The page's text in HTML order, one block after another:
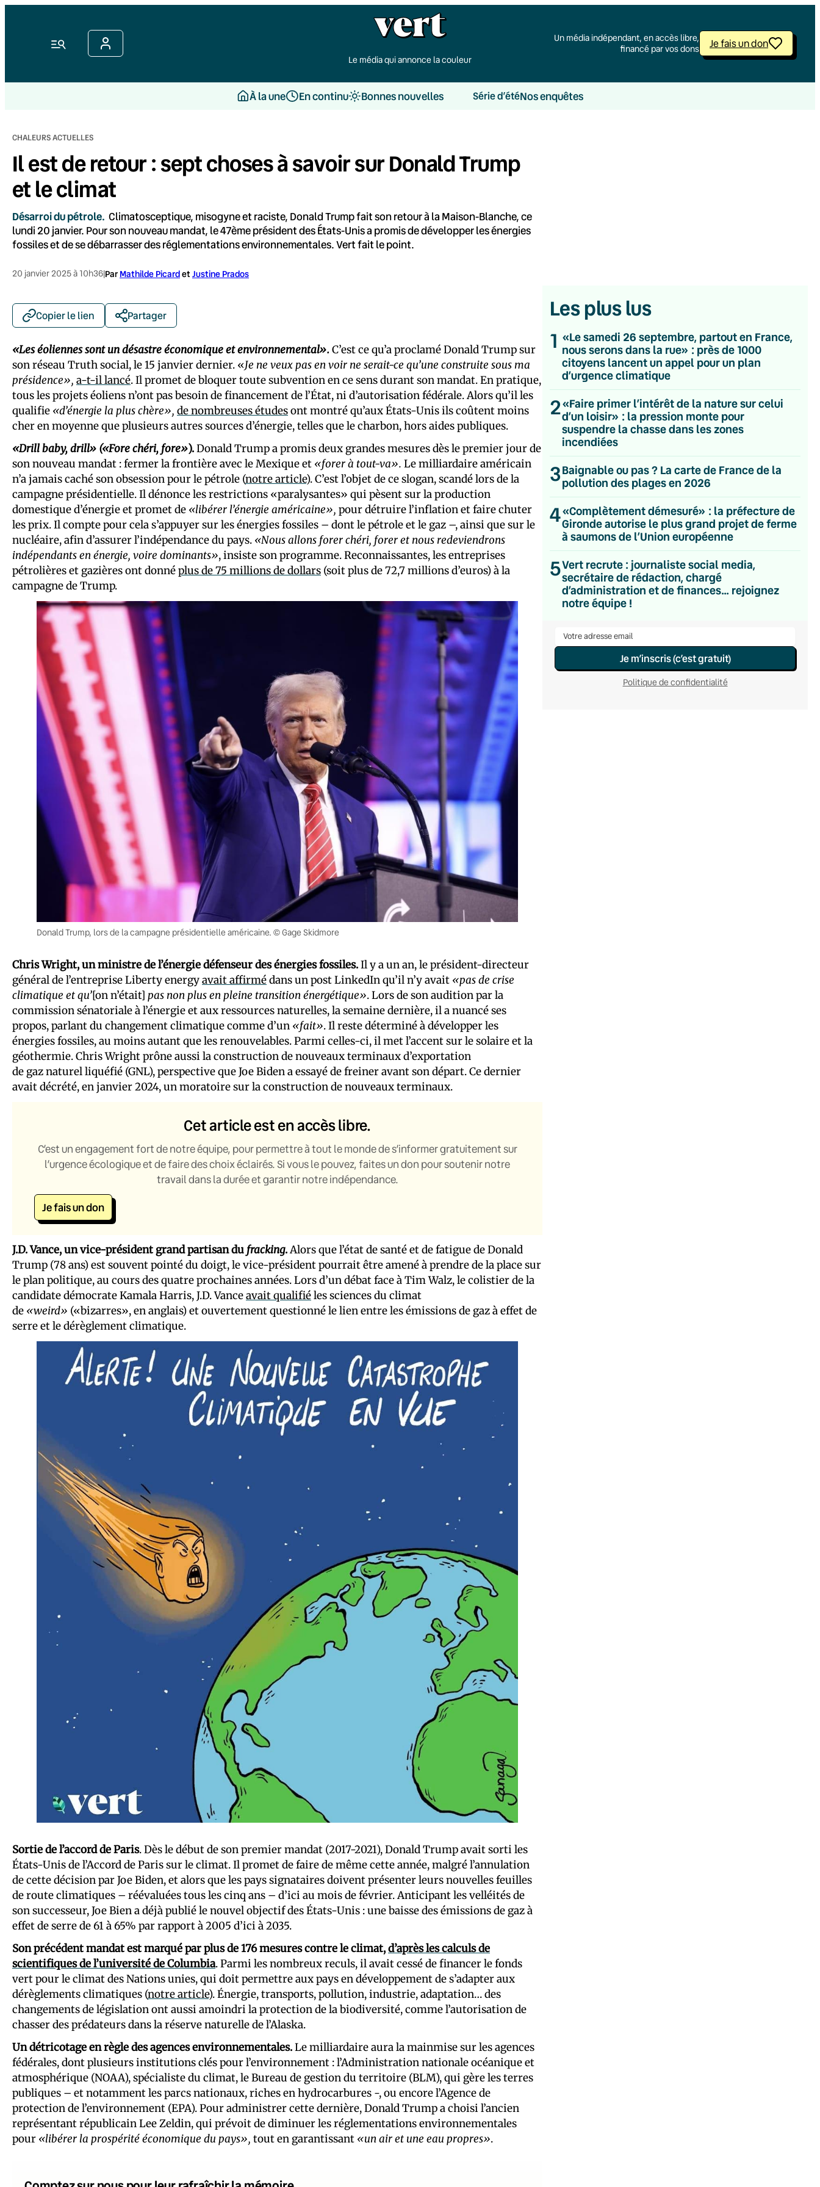
Menu
Le média qui annonce la couleur
Un média indépendant, en accès libre,
financé par vos dons
Je fais un don
À la une En continu Bonnes nouvelles Série d’étéNos enquêtes
CHALEURS ACTUELLES
Il est de retour : sept choses à savoir sur Donald Trump
et le climat
Désarroi du pétrole. Climatosceptique, misogyne et raciste, Donald Trump fait son retour à la Maison-Blanche, ce
lundi 20 janvier. Pour son nouveau mandat, le 47ème président des États-Unis a promis de développer les énergies
fossiles et de se débarrasser des réglementations environnementales. Vert fait le point.
20 janvier 2025 à 10h36|Par Mathilde Picardet Justine Prados
Copier le lien Partager
«Les éoliennes sont un désastre économique et environnemental». C’est ce qu’a proclamé Donald Trump sur
son réseau Truth social, le 15 janvier dernier. «Je ne veux pas en voir ne serait-ce qu’une construite sous ma
présidence», a-t-il lancé. Il promet de bloquer toute subvention en ce sens durant son mandat. En pratique,
tous les projets éoliens n’ont pas besoin de financement de l’État, ni d’autorisation fédérale. Alors qu’il les
qualifie «d’énergie la plus chère», de nombreuses étudesont montré qu’aux États-Unis ils coûtent moins
cher en moyenne que plusieurs autres sources d’énergie, telles que le charbon, hors aides publiques.
«Drill baby, drill» («Fore chéri, fore»).Donald Trump a promis deux grandes mesures dès le premier jour de
son nouveau mandat : fermer la frontière avec le Mexique et «forer à tout-va». Le milliardaire américain
n’a jamais caché son obsession pour le pétrole (notre article). C’est l’objet de ce slogan, scandé lors de la
campagne présidentielle. Il dénonce les restrictions «paralysantes» qui pèsent sur la production
domestique d’énergie et promet de «libérer l’énergie américaine», pour détruire l’inflation et faire chuter
les prix. Il compte pour cela s’appuyer sur les énergies fossiles – dont le pétrole et le gaz –, ainsi que sur le
nucléaire, afin d’assurer l’indépendance du pays. «Nous allons forer chéri, forer et nous redeviendrons
indépendants en énergie, voire dominants», insiste son programme. Reconnaissantes, les entreprises
pétrolières et gazières ont donnéplus de 75 millions de dollars (soit plus de 72,7 millions d’euros) à la
campagne de Trump.
Donald Trump, lors de la campagne présidentielle américaine. © Gage Skidmore
Chris Wright, un ministre de l’énergie défenseur des énergies fossiles.Il y a un an, le président-directeur
général de l’entreprise Liberty energyavait affirmédans un post LinkedIn qu’il n’y avait «pas de crise
climatique et qu’[on n’était] pas non plus en pleine transition énergétique». Lors de son audition par la
commission sénatoriale à l’énergie et aux ressources naturelles, la semaine dernière, il a nuancé ses
propos, parlant du changement climatique comme d’un «fait». Il reste déterminé à développer les
énergies fossiles, au moins autant que les renouvelables. Parmi celles-ci, il met l’accent sur le solaire et la
géothermie. Chris Wright prône aussi la construction de nouveaux terminaux d’exportation
de gaz naturel liquéfié (GNL), perspective que Joe Biden a essayé de freiner avant son départ. Ce dernier
avait décrété, en janvier 2024, un moratoire sur la construction de nouveaux terminaux.
Cet article est en accès libre.
C’est un engagement fort de notre équipe, pour permettre à tout le monde de s’informer gratuitement sur
l’urgence écologique et de faire des choix éclairés. Si vous le pouvez, faites un don pour soutenir notre
travail dans la durée et garantir notre indépendance.
Je fais un don
J.D. Vance, un vice-président grand partisan du fracking.Alors que l’état de santé et de fatigue de Donald
Trump (78 ans) est souvent pointé du doigt, le vice-président pourrait être amené à prendre de la place sur
le plan politique, au cours des quatre prochaines années. Lors d’un débat face à Tim Walz, le colistier de la
candidate démocrate Kamala Harris, J.D. Vanceavait qualifiéles sciences du climat
de «weird» («bizarres», en anglais) et ouvertement questionné le lien entre les émissions de gaz à effet de
serre et le dérèglement climatique.
Sortie de l’accord de Paris. Dès le début de son premier mandat (2017-2021), Donald Trump avait sorti les
États-Unis de l’Accord de Paris sur le climat. Il promet de faire de même cette année, malgré l’annulation
de cette décision par Joe Biden, et alors que les pays signataires doivent présenter leurs nouvelles feuilles
de route climatiques – réévaluées tous les cinq ans – d’ici au mois de février. Anticipant les velléités de
son successeur, Joe Bien a déjà publié le nouvel objectif des États-Unis : une baisse des émissions de gaz à
effet de serre de 61 à 65% par rapport à 2005 d’ici à 2035.
Son précédent mandat est marqué par plus de 176 mesures contre le climat,d’après les calculs de
scientifiques de l’université de Columbia. Parmi les nombreux reculs, il avait cessé de financer le fonds
vert pour le climat des Nations unies, qui doit permettre aux pays en développement de s’adapter aux
dérèglements climatiques (notre article). Énergie, transports, pollution, industrie, adaptation… des
changements de législation ont aussi amoindri la protection de la biodiversité, comme l’autorisation de
chasser des prédateurs dans la réserve naturelle de l’Alaska.
Un détricotage en règle des agences environnementales.Le milliardaire aura la mainmise sur les agences
fédérales, dont plusieurs institutions clés pour l’environnement : l’Administration nationale océanique et
atmosphérique (NOAA), spécialiste du climat, le Bureau de gestion du territoire (BLM), qui gère les terres
publiques – et notamment les parcs nationaux, riches en hydrocarbures -, ou encore l’Agence de
protection de l’environnement (EPA). Pour administrer cette dernière, Donald Trump a choisi l’ancien
représentant républicain Lee Zeldin, qui prévoit de diminuer les réglementations environnementales
pour «libérer la prospérité économique du pays», tout en garantissant «un air et une eau propres».
Les plus lus
1 «Le samedi 26 septembre, partout en France,
nous serons dans la rue» : près de 1000
citoyens lancent un appel pour un plan
d’urgence climatique
2«Faire primer l’intérêt de la nature sur celui
d’un loisir» : la pression monte pour
suspendre la chasse dans les zones
incendiées
3Baignable ou pas ? La carte de France de la
pollution des plages en 2026
4«Complètement démesuré» : la préfecture de
Gironde autorise le plus grand projet de ferme
à saumons de l’Union européenne
5Vert recrute : journaliste social media,
secrétaire de rédaction, chargé
d’administration et de finances… rejoignez
notre équipe !
💌 Inscrivez-vous à nos newsletters
Quotidienne
Du lundi au vendredi
Hebdomadaire
Le samedi
Chaleurs Actuelles
Une fois par mois
C’était Mieux Après
Je m’inscris (c’est gratuit)
Politique de confidentialité